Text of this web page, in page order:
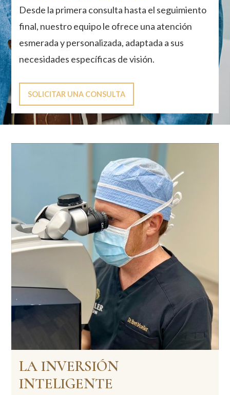
Desde la primera consulta hasta el seguimiento
final, nuestro equipo le ofrece una atención
esmerada y personalizada, adaptada a sus
necesidades específicas de visión.
SOLICITAR UNA CONSULTA
LA INVERSIÓN
INTELIGENTE